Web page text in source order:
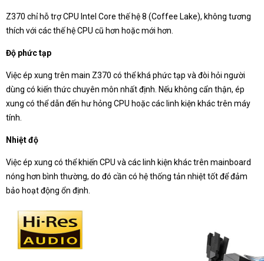
Z370 chỉ hỗ trợ CPU Intel Core thế hệ 8 (Coffee Lake), không tương
thích với các thế hệ CPU cũ hơn hoặc mới hơn.
Độ phức tạp
Việc ép xung trên main Z370 có thể khá phức tạp và đòi hỏi người
dùng có kiến thức chuyên môn nhất định. Nếu không cẩn thận, ép
xung có thể dẫn đến hư hỏng CPU hoặc các linh kiện khác trên máy
tính.
Nhiệt độ
Việc ép xung có thể khiến CPU và các linh kiện khác trên mainboard
nóng hơn bình thường, do đó cần có hệ thống tản nhiệt tốt để đảm
bảo hoạt động ổn định.